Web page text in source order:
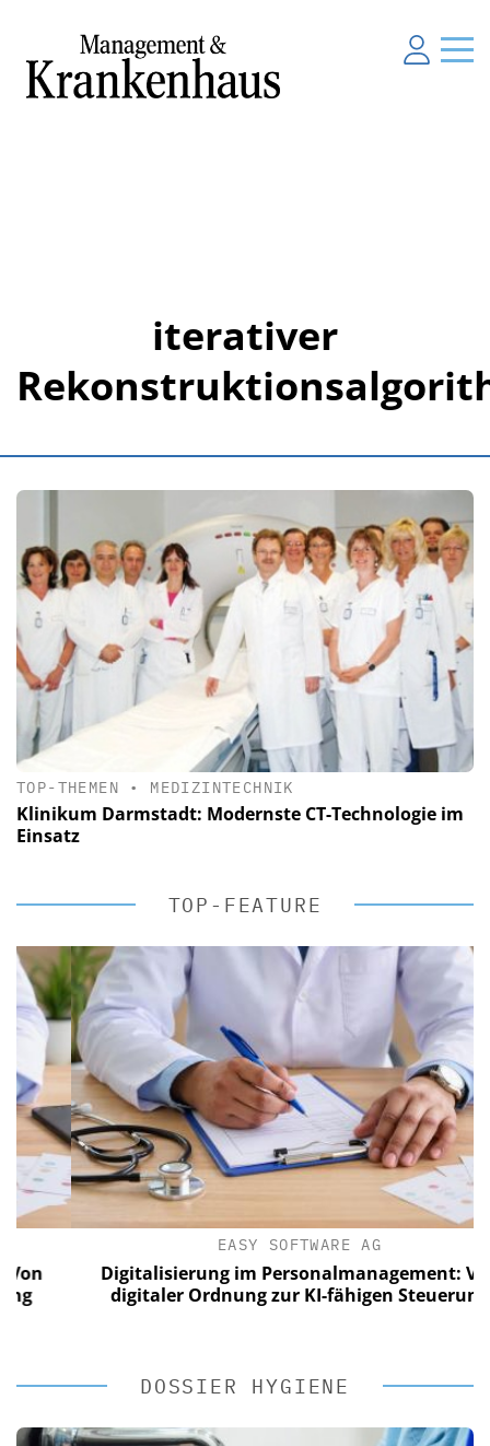
iterativer
TOP-THEMEN • MEDIZINTECHNIK
Klinikum Darmstadt: Modernste CT-Technologie im
Einsatz
TOP-FEATURE
EASY SOFTWARE AG
Digitalisierung im Personalmanagement: Von
digitaler Ordnung zur KI-fähigen Steuerung
DOSSIER HYGIENE